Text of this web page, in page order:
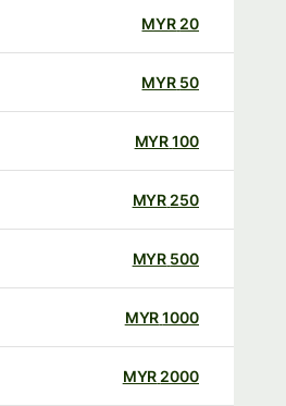
20
MYR
50
MYR
100
MYR
250
MYR
500
MYR
1000
MYR
2000
MYR